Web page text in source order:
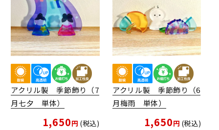
アクリル製 季節飾り（7
月七夕 単体）
1,650 税込
アクリル製 季節飾り（6
月梅雨 単体）
1,650 税込